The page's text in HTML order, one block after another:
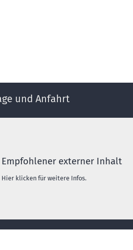
und Anfahrt
Empfohlener externer Inhalt
Hier klicken für weitere Infos.